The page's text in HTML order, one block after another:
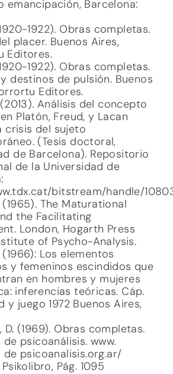
emancipación, Barcelona:
1922). Obras completas.
placer. Buenos Aires,
Editores.
1922). Obras completas.
destinos de pulsión. Buenos
Editores.
Análisis del concepto
Platón, Freud, y Lacan
crisis del sujeto
(Tesis doctoral,
de Barcelona). Repositorio
de la Universidad de
bitstream/handle/
The Maturational
the Facilitating
London, Hogarth Press
of Psycho-Analysis.
Los elementos
y femeninos escindidos que
en hombres y mujeres
inferencias teóricas. Cáp.
y juego 1972 Buenos Aires,
(1969). Obras completas.
psicoanálisis. www.
psicoanalisis.org.ar/
Pág. 1095